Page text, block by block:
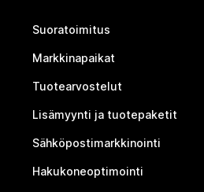
Suoratoimitus
Markkinapaikat
Tuotearvostelut
Lisämyynti ja tuotepaketit
Sähköpostimarkkinointi
Hakukoneoptimointi